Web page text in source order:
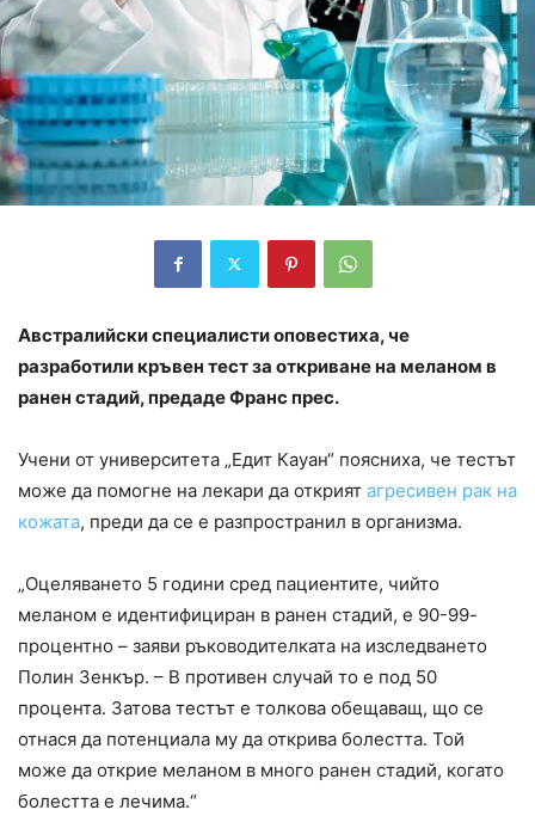
Австралийски специалисти оповестиха, че
разработили кръвен тест за откриване на меланом в
ранен стадий, предаде Франс прес.
Учени от университета „Едит Кауан“ поясниха, че тестът
може да помогне на лекари да открият агресивен рак на
кожата, преди да се е разпространил в организма.
„Оцеляването 5 години сред пациентите, чийто
меланом е идентифициран в ранен стадий, е 90-99-
процентно – заяви ръководителката на изследването
Полин Зенкър. – В противен случай то е под 50
процента. Затова тестът е толкова обещаващ, що се
отнася да потенциала му да открива болестта. Той
може да открие меланом в много ранен стадий, когато
болестта е лечима.“